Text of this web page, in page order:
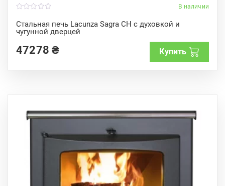
В наличии
Стальная печь Lacunza Sagra CH с духовкой и
чугунной дверцей
o
u
t
5
47278₴ Купить